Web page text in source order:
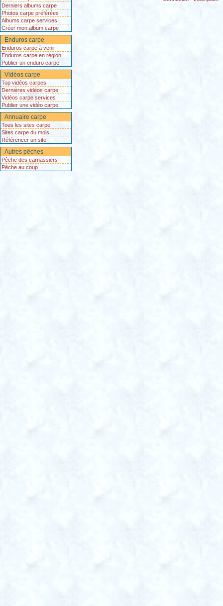
Derniers albums carpe
Photos carpe préférées
Albums carpe services
Créer mon album carpe
Enduros carpe
Enduros carpe à venir
Enduros carpe en région
Publier un enduro carpe
Vidéos carpe
Top vidéos carpes
Dernières vidéos carpe
Vidéos carpe services
Publier une vidéo carpe
Annuaire carpe
Tous les sites carpe
Sites carpe du mois
Référencer un site
Autres pêches
Pêche des carnassiers
Pêche au coup